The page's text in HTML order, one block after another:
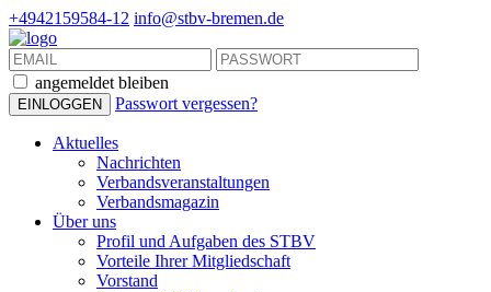
+4942159584-12 info@stbv-bremen.de
angemeldet bleiben
Passwort vergessen?
Aktuelles
Nachrichten
Verbandsveranstaltungen
Verbandsmagazin
Über uns
Profil und Aufgaben des STBV
Vorteile Ihrer Mitgliedschaft
Vorstand